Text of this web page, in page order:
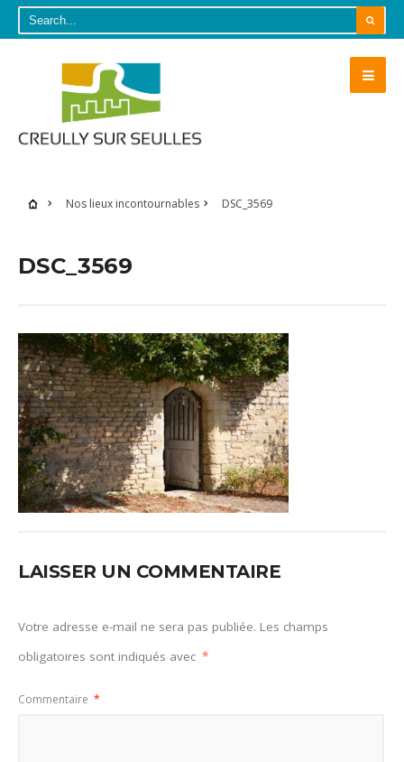
Nos lieux incontournables DSC_3569
DSC_3569
LAISSER UN COMMENTAIRE
Votre adresse e-mail ne sera pas publiée. Les champs
obligatoires sont indiqués avec *
Commentaire *